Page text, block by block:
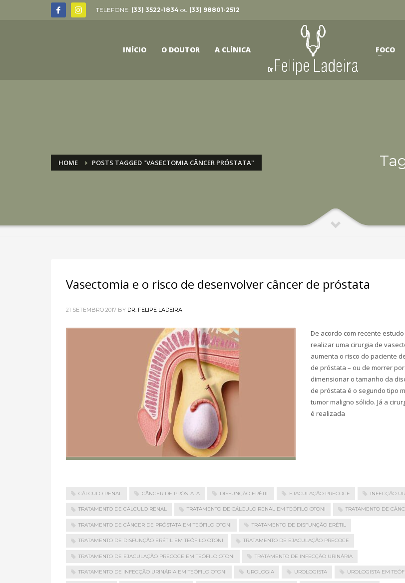
TELEFONE: (33) 3522-1834 ou (33) 98801-2512
INÍCIO O DOUTOR A CLÍNICA FOCO
HOME POSTS TAGGED "VASECTOMIA CÂNCER PRÓSTATA"
Vasectomia e o risco de desenvolver câncer de próstata
21 SETEMBRO 2017 BY DR. FELIPE LADEIRA
De acordo com recente
realizar uma cirurgia de
aumenta o risco do paciente
de próstata – ou de morrer
dimensionar o tamanho da
de próstata é o segundo tipo
tumor maligno sólido. Já a
é realizada
CÁLCULO RENAL CÂNCER DE PRÓSTATA DISFUNÇÃO ERÉTIL EJACULAÇÃO PRECOCE INFECÇÃO
TRATAMENTO DE CÁLCULO RENAL TRATAMENTO DE CÁLCULO RENAL EM TEÓFILO OTONI TRATAMENTO DE
TRATAMENTO DE CÂNCER DE PRÓSTATA EM TEÓFILO OTONI TRATAMENTO DE DISFUNÇÃO ERÉTIL
TRATAMENTO DE DISFUNÇÃO ERÉTIL EM TEÓFILO OTONI TRATAMENTO DE EJACULAÇÃO PRECOCE
TRATAMENTO DE EJACULAÇÃO PRECOCE EM TEÓFILO OTONI TRATAMENTO DE INFECÇÃO URINÁRIA
TRATAMENTO DE INFECÇÃO URINÁRIA EM TEÓFILO OTONI UROLOGIA UROLOGISTA UROLOGISTA EM